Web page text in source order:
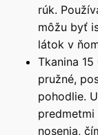
rúk.
môžu byť
látok v
Tkanina
pružné,
pohodlie.
nosenia,